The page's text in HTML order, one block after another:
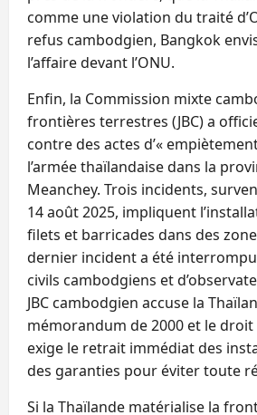
comme une violation du traité
refus cambodgien, Bangkok
l’affaire devant l’ONU.
Enfin, la Commission mixte
frontières terrestres (JBC) a
contre des actes d’«
l’armée thaïlandaise dans la
Meanchey. Trois incidents,
14 août 2025, impliquent
filets et barricades dans des
dernier incident a été interrompu
civils cambodgiens et
JBC cambodgien accuse la
mémorandum de 2000 et le
exige le retrait immédiat des
des garanties pour éviter toute
Si la Thaïlande matérialise la